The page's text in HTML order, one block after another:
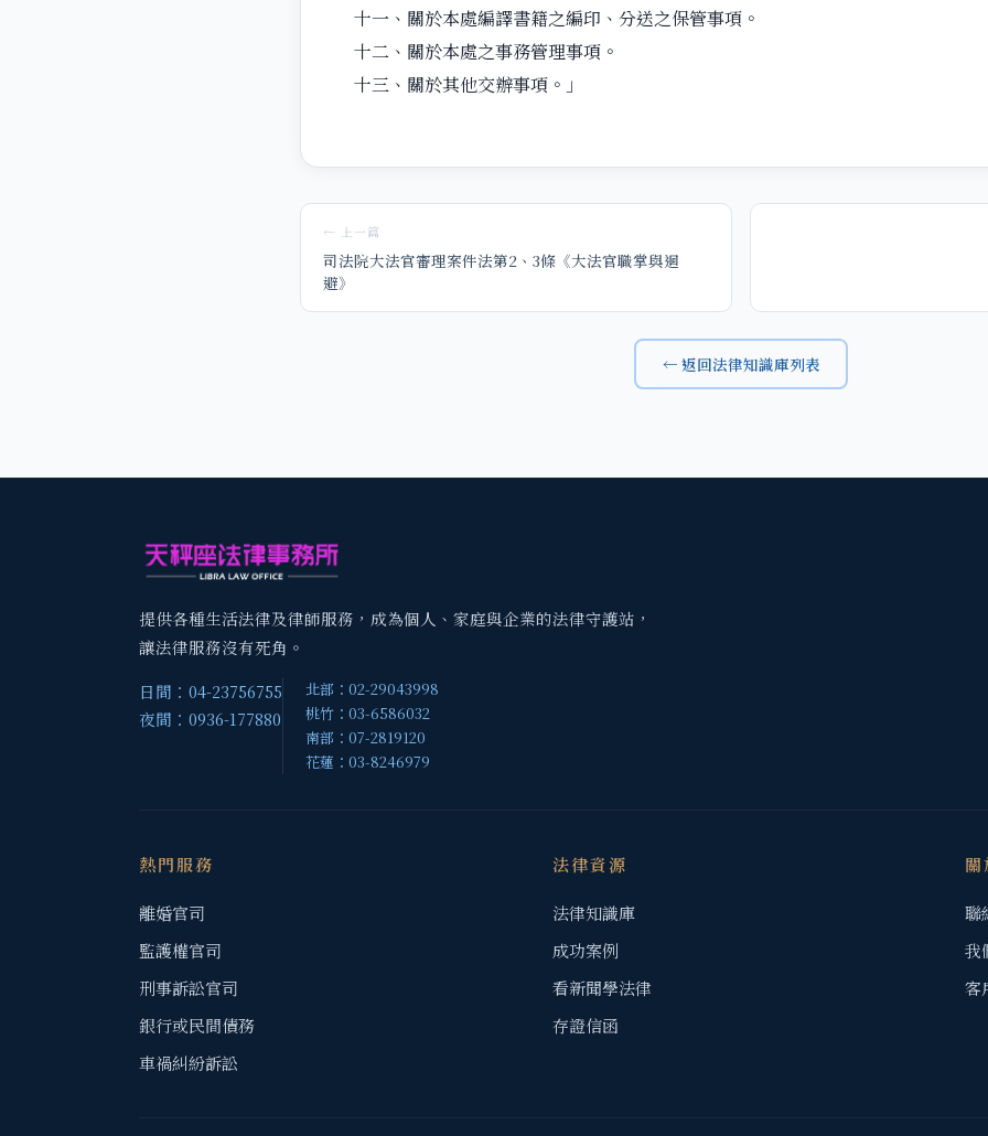
十一、關於本處編譯書籍之編印、分送之保管事項。
十二、關於本處之事務管理事項。
十三、關於其他交辦事項。」
← 上一篇
司法院大法官審理案件法第2、3條《大法官職掌與迴
避》
← 返回法律知識庫列表
提供各種生活法律及律師服務，成為個人、家庭與企業的法律守護站，
讓法律服務沒有死角。
日間：04-23756755
夜間：0936-177880
北部：02-29043998
桃竹：03-6586032
南部：07-2819120
花蓮：03-8246979
熱門服務
離婚官司
監護權官司
刑事訴訟官司
銀行或民間債務
車禍糾紛訴訟
法律資源
法律知識庫
成功案例
看新聞學法律
存證信函
關
聯
我
客